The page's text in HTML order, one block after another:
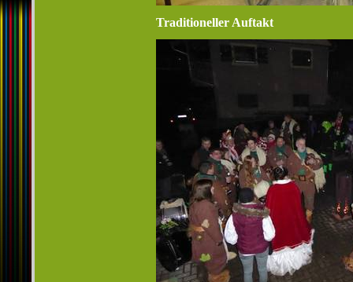
Traditioneller Auftakt